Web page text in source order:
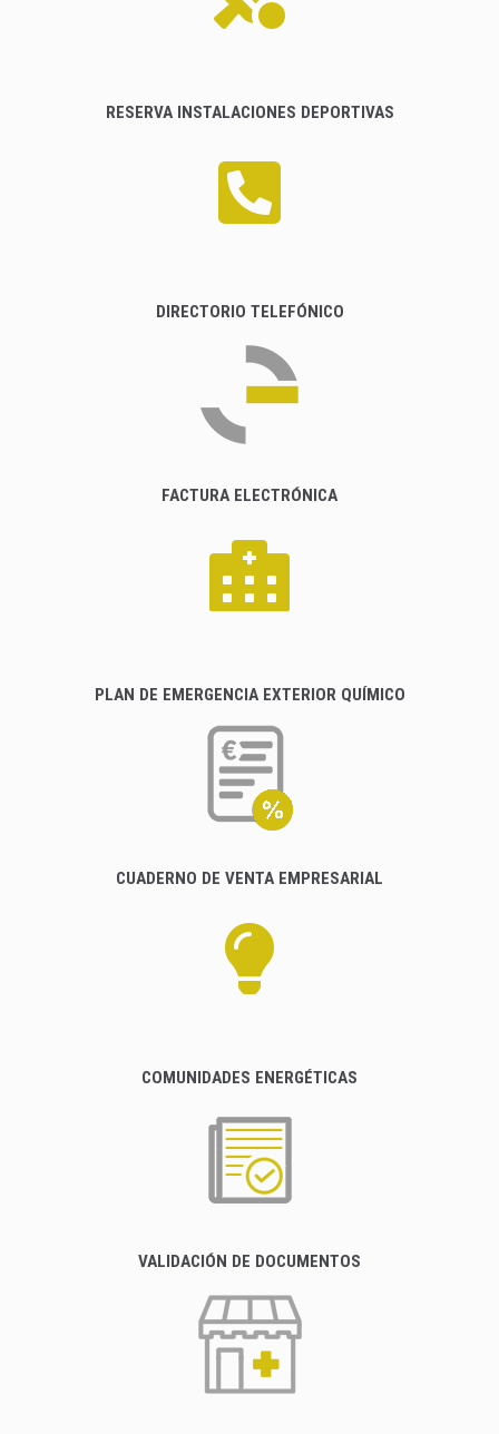
RESERVA INSTALACIONES DEPORTIVAS
DIRECTORIO TELEFÓNICO
FACTURA ELECTRÓNICA
PLAN DE EMERGENCIA EXTERIOR QUÍMICO
CUADERNO DE VENTA EMPRESARIAL
COMUNIDADES ENERGÉTICAS
VALIDACIÓN DE DOCUMENTOS